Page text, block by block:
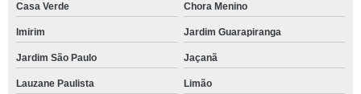
Casa Verde Chora Menino
Imirim Jardim Guarapiranga
Jardim São Paulo Jaçanã
Lauzane Paulista Limão